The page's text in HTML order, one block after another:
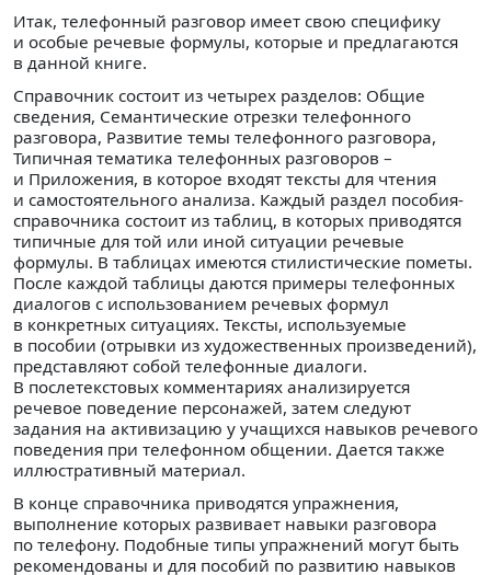
Итак, телефонный разговор имеет свою специфику
и особые речевые формулы, которые и предлагаются
в данной книге.
Справочник состоит из четырех разделов: Общие
сведения, Семантические отрезки телефонного
разговора, Развитие темы телефонного разговора,
Типичная тематика телефонных разговоров –
и Приложения, в которое входят тексты для чтения
и самостоятельного анализа. Каждый раздел пособия-
справочника состоит из таблиц, в которых приводятся
типичные для той или иной ситуации речевые
формулы. В таблицах имеются стилистические пометы.
После каждой таблицы даются примеры телефонных
диалогов с использованием речевых формул
в конкретных ситуациях. Тексты, используемые
в пособии (отрывки из художественных произведений),
представляют собой телефонные диалоги.
В послетекстовых комментариях анализируется
речевое поведение персонажей, затем следуют
задания на активизацию у учащихся навыков речевого
поведения при телефонном общении. Дается также
иллюстративный материал.
В конце справочника приводятся упражнения,
выполнение которых развивает навыки разговора
по телефону. Подобные типы упражнений могут быть
рекомендованы и для пособий по развитию навыков